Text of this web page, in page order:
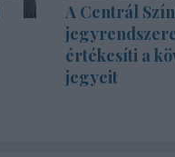
A Centrál
értékesíti a
jegyeit